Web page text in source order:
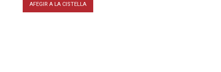
AFEGIR A LA CISTELLA